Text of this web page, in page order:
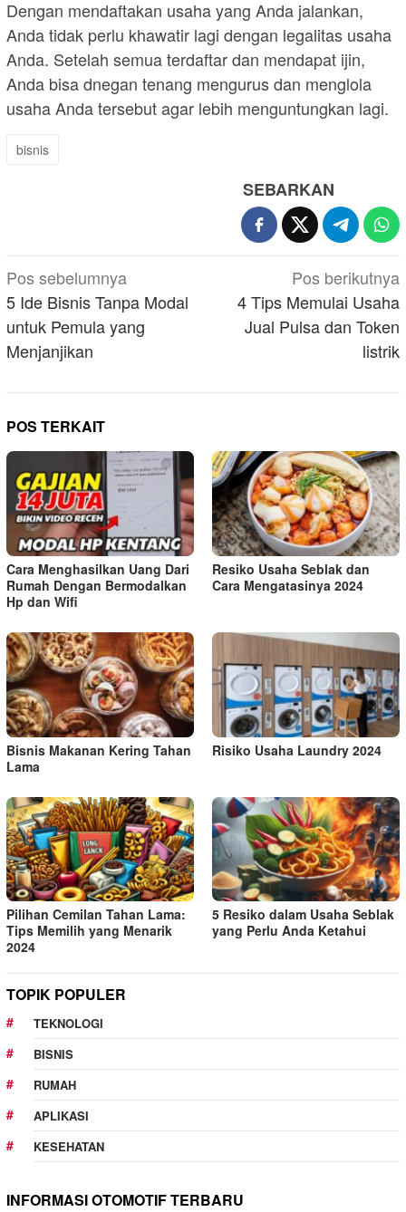
Dengan mendaftakan usaha yang Anda jalankan,
Anda tidak perlu khawatir lagi dengan legalitas usaha
Anda. Setelah semua terdaftar dan mendapat ijin,
Anda bisa dnegan tenang mengurus dan menglola
usaha Anda tersebut agar lebih menguntungkan lagi.
bisnis
SEBARKAN
Navigasi
pos
Pos sebelumnya
5 Ide Bisnis Tanpa Modal
untuk Pemula yang
Menjanjikan
Pos berikutnya
4 Tips Memulai Usaha
Jual Pulsa dan Token
listrik
POS TERKAIT
Cara Menghasilkan Uang Dari
Rumah Dengan Bermodalkan
Hp dan Wifi
Resiko Usaha Seblak dan
Cara Mengatasinya 2024
Bisnis Makanan Kering Tahan
Lama
Risiko Usaha Laundry 2024
Pilihan Cemilan Tahan Lama:
Tips Memilih yang Menarik
2024
5 Resiko dalam Usaha Seblak
yang Perlu Anda Ketahui
TOPIK POPULER
TEKNOLOGI
BISNIS
RUMAH
APLIKASI
KESEHATAN
INFORMASI OTOMOTIF TERBARU